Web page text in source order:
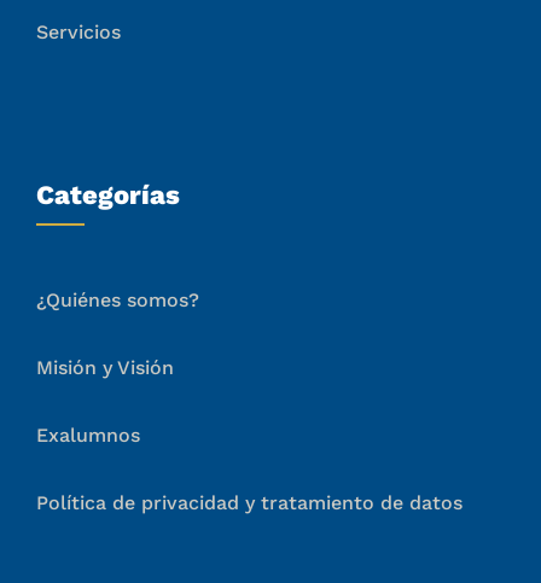
Servicios
Categorías
¿Quiénes somos?
Misión y Visión
Exalumnos
Política de privacidad y tratamiento de datos